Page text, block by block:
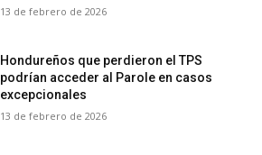
13 de febrero de 2026
Hondureños que perdieron el TPS
podrían acceder al Parole en casos
excepcionales
13 de febrero de 2026